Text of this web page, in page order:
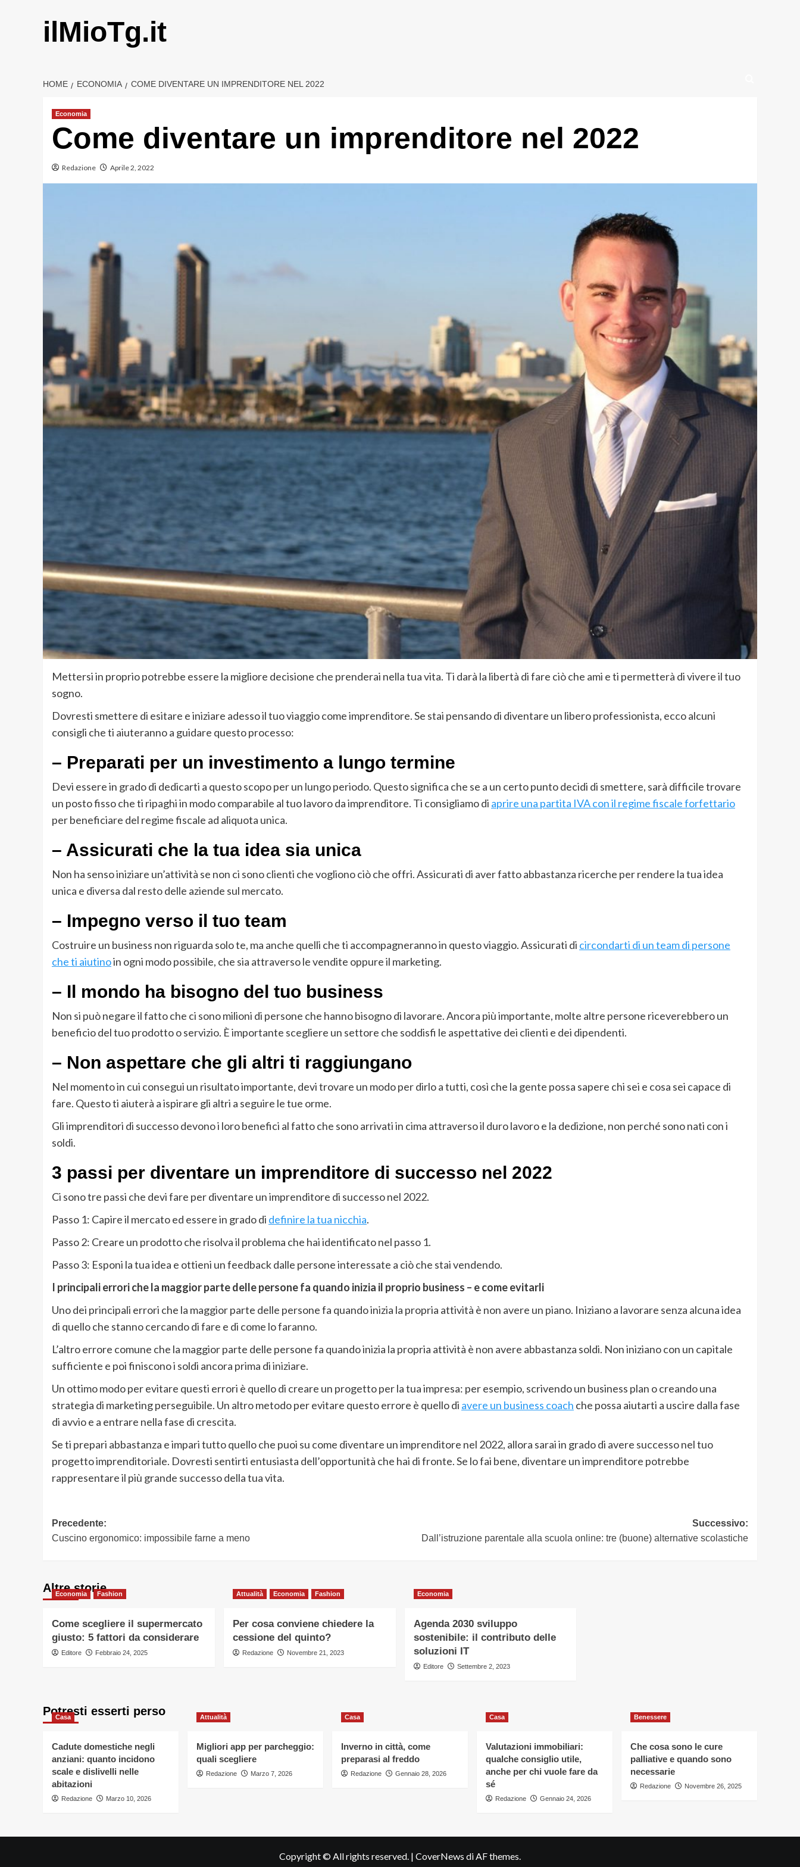
ilMioTg.it
HOME ECONOMIA COME DIVENTARE UN IMPRENDITORE NEL 2022
Economia
Come diventare un imprenditore nel 2022
Redazione Aprile 2, 2022
Mettersi in proprio potrebbe essere la migliore decisione che prenderai nella tua vita. Ti darà la libertà di fare ciò che ami e ti permetterà di vivere il tuo
sogno.
Dovresti smettere di esitare e iniziare adesso il tuo viaggio come imprenditore. Se stai pensando di diventare un libero professionista, ecco alcuni
consigli che ti aiuteranno a guidare questo processo:
– Preparati per un investimento a lungo termine
Devi essere in grado di dedicarti a questo scopo per un lungo periodo. Questo significa che se a un certo punto decidi di smettere, sarà difficile trovare
un posto fisso che ti ripaghi in modo comparabile al tuo lavoro da imprenditore. Ti consigliamo di aprire una partita IVA con il regime fiscale forfettario
per beneficiare del regime fiscale ad aliquota unica.
– Assicurati che la tua idea sia unica
Non ha senso iniziare un’attività se non ci sono clienti che vogliono ciò che offri. Assicurati di aver fatto abbastanza ricerche per rendere la tua idea
unica e diversa dal resto delle aziende sul mercato.
– Impegno verso il tuo team
Costruire un business non riguarda solo te, ma anche quelli che ti accompagneranno in questo viaggio. Assicurati di circondarti di un team di persone
che ti aiutinoin ogni modo possibile, che sia attraverso le vendite oppure il marketing.
– Il mondo ha bisogno del tuo business
Non si può negare il fatto che ci sono milioni di persone che hanno bisogno di lavorare. Ancora più importante, molte altre persone riceverebbero un
beneficio del tuo prodotto o servizio. È importante scegliere un settore che soddisfi le aspettative dei clienti e dei dipendenti.
– Non aspettare che gli altri ti raggiungano
Nel momento in cui consegui un risultato importante, devi trovare un modo per dirlo a tutti, così che la gente possa sapere chi sei e cosa sei capace di
fare. Questo ti aiuterà a ispirare gli altri a seguire le tue orme.
Gli imprenditori di successo devono i loro benefici al fatto che sono arrivati in cima attraverso il duro lavoro e la dedizione, non perché sono nati con i
soldi.
3 passi per diventare un imprenditore di successo nel 2022
Ci sono tre passi che devi fare per diventare un imprenditore di successo nel 2022.
Passo 1: Capire il mercato ed essere in grado di definire la tua nicchia.
Passo 2: Creare un prodotto che risolva il problema che hai identificato nel passo 1.
Passo 3: Esponi la tua idea e ottieni un feedback dalle persone interessate a ciò che stai vendendo.
I principali errori che la maggior parte delle persone fa quando inizia il proprio business – e come evitarli
Uno dei principali errori che la maggior parte delle persone fa quando inizia la propria attività è non avere un piano. Iniziano a lavorare senza alcuna idea
di quello che stanno cercando di fare e di come lo faranno.
L’altro errore comune che la maggior parte delle persone fa quando inizia la propria attività è non avere abbastanza soldi. Non iniziano con un capitale
sufficiente e poi finiscono i soldi ancora prima di iniziare.
Un ottimo modo per evitare questi errori è quello di creare un progetto per la tua impresa: per esempio, scrivendo un business plan o creando una
strategia di marketing perseguibile. Un altro metodo per evitare questo errore è quello di avere un business coach che possa aiutarti a uscire dalla fase
di avvio e a entrare nella fase di crescita.
Se ti prepari abbastanza e impari tutto quello che puoi su come diventare un imprenditore nel 2022, allora sarai in grado di avere successo nel tuo
progetto imprenditoriale. Dovresti sentirti entusiasta dell’opportunità che hai di fronte. Se lo fai bene, diventare un imprenditore potrebbe
rappresentare il più grande successo della tua vita.
Navigazione
articolo
Precedente:
Cuscino ergonomico: impossibile farne a meno
Successivo:
Dall’istruzione parentale alla scuola online: tre (buone) alternative scolastiche
Altre storie
Economia Fashion
Come scegliere il supermercato
giusto: 5 fattori da considerare
Editore Febbraio 24, 2025
Attualità Economia Fashion
Per cosa conviene chiedere la
cessione del quinto?
Redazione Novembre 21, 2023
Economia
Agenda 2030 sviluppo
sostenibile: il contributo delle
soluzioni IT
Editore Settembre 2, 2023
Potresti esserti perso
Casa
Cadute domestiche negli
anziani: quanto incidono
scale e dislivelli nelle
abitazioni
Redazione Marzo 10, 2026
Attualità
Migliori app per parcheggio:
quali scegliere
Redazione Marzo 7, 2026
Casa
Inverno in città, come
preparasi al freddo
Redazione Gennaio 28, 2026
Casa
Valutazioni immobiliari:
qualche consiglio utile,
anche per chi vuole fare da
sé
Redazione Gennaio 24, 2026
Benessere
Che cosa sono le cure
palliative e quando sono
necessarie
Redazione Novembre 26, 2025
Copyright © All rights reserved. | CoverNews di AF themes.